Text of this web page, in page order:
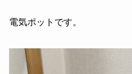
電気ポットです。